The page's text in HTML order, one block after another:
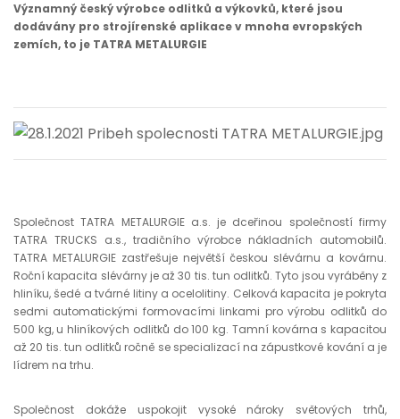
Významný český výrobce odlitků a výkovků, které jsou
dodávány pro strojírenské aplikace v mnoha evropských
zemích, to je TATRA METALURGIE
Společnost TATRA METALURGIE a.s. je dceřinou společností firmy
TATRA TRUCKS a.s., tradičního výrobce nákladních automobilů.
TATRA METALURGIE zastřešuje největší českou slévárnu a kovárnu.
Roční kapacita slévárny je až 30 tis. tun odlitků. Tyto jsou vyráběny z
hliníku, šedé a tvárné litiny a ocelolitiny. Celková kapacita je pokryta
sedmi automatickými formovacími linkami pro výrobu odlitků do
500 kg, u hliníkových odlitků do 100 kg. Tamní kovárna s kapacitou
až 20 tis. tun odlitků ročně se specializací na zápustkové kování a je
lídrem na trhu.
Společnost dokáže uspokojit vysoké nároky světových trhů,